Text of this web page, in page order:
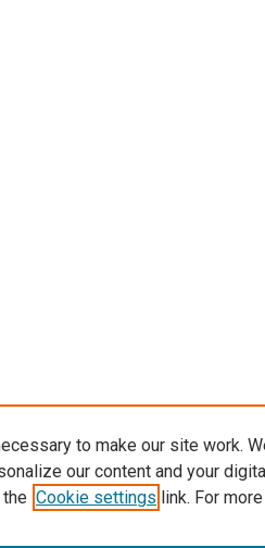
to make our site work.
our content and your
Cookie settings link. For